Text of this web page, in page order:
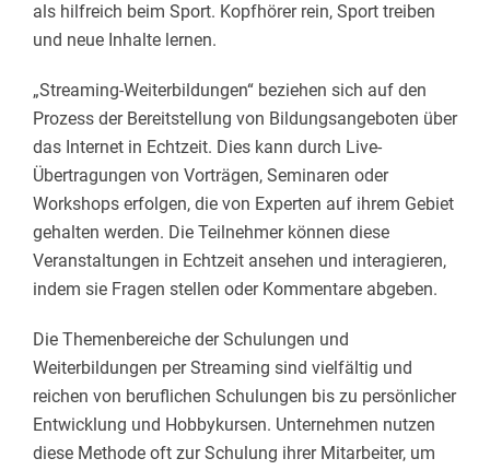
als hilfreich beim Sport. Kopfhörer rein, Sport treiben
und neue Inhalte lernen.
„Streaming-Weiterbildungen“ beziehen sich auf den
Prozess der Bereitstellung von Bildungsangeboten über
das Internet in Echtzeit. Dies kann durch Live-
Übertragungen von Vorträgen, Seminaren oder
Workshops erfolgen, die von Experten auf ihrem Gebiet
gehalten werden. Die Teilnehmer können diese
Veranstaltungen in Echtzeit ansehen und interagieren,
indem sie Fragen stellen oder Kommentare abgeben.
Die Themenbereiche der Schulungen und
Weiterbildungen per Streaming sind vielfältig und
reichen von beruflichen Schulungen bis zu persönlicher
Entwicklung und Hobbykursen. Unternehmen nutzen
diese Methode oft zur Schulung ihrer Mitarbeiter, um